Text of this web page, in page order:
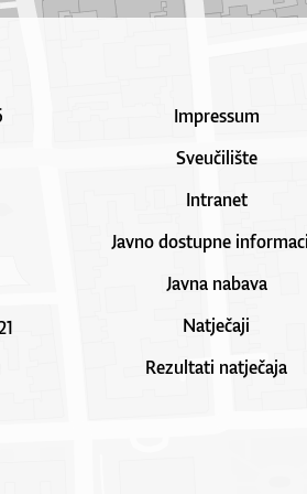
Impressum
Sveučilište
Intranet
Javno dostupne
Javna nabava
Natječaji
Rezultati natječaja